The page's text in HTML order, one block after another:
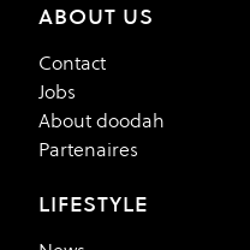
ABOUT US
Contact
Jobs
About doodah
Partenaires
LIFESTYLE